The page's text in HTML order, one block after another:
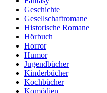
Geschichte
Gesellschaftromane
Historische Romane
Hörbuch
Horror
Humor
Jugendbücher
Kinderbücher
Kochbücher